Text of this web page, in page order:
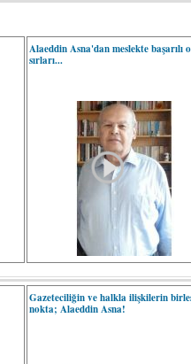
Alaeddin Asna'dan meslekte başarılı
sırları...
Gazeteciliğin ve halkla ilişkilerin
nokta; Alaeddin Asna!